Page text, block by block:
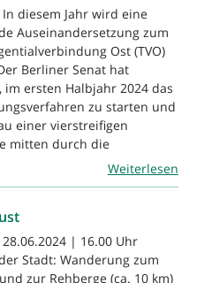
diesem Jahr wird eine
Auseinandersetzung zum
Ost (TVO)
Berliner Senat hat
im ersten Halbjahr 2024 das
zu starten und
einer vierstreifigen
mitten durch die
Weiterlesen
| 16.00 Uhr
Stadt: Wanderung zum
zur Rehberge (ca. 10 km)